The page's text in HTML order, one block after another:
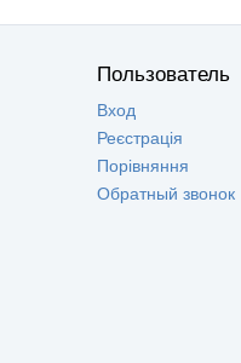
Пользователь
Вход
Реєстрація
Порівняння
Обратный звонок